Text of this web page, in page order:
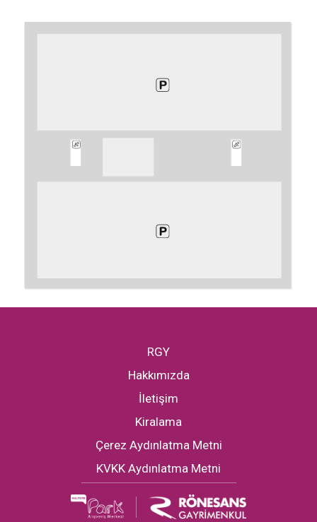
RGY
Hakkımızda
İletişim
Kiralama
Çerez Aydınlatma Metni
KVKK Aydınlatma Metni